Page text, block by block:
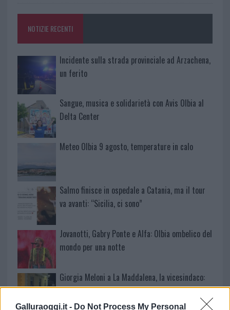
Galluraoggi.it - Do Not Process My Personal
NOTIZIE RECENTI
Incidente sulla strada provinciale ad Arzachena,
un ferito
Sangue, musica e solidarietà con Avis Olbia al
Delta Center
Meteo Olbia 9 agosto, temperature in calo
Salmo finisce in ospedale a Catania, ma il tour
va avanti: “Sicilia, ci sono”
Jovanotti, Gabry Ponte e Alfa: Olbia ombelico del
mondo per una notte
Giorgia Meloni a La Maddalena, la vicesindaco:
“Orgoglio e discrezione per visita privata̶…